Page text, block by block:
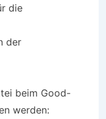
die
der
beim Good-
werden: